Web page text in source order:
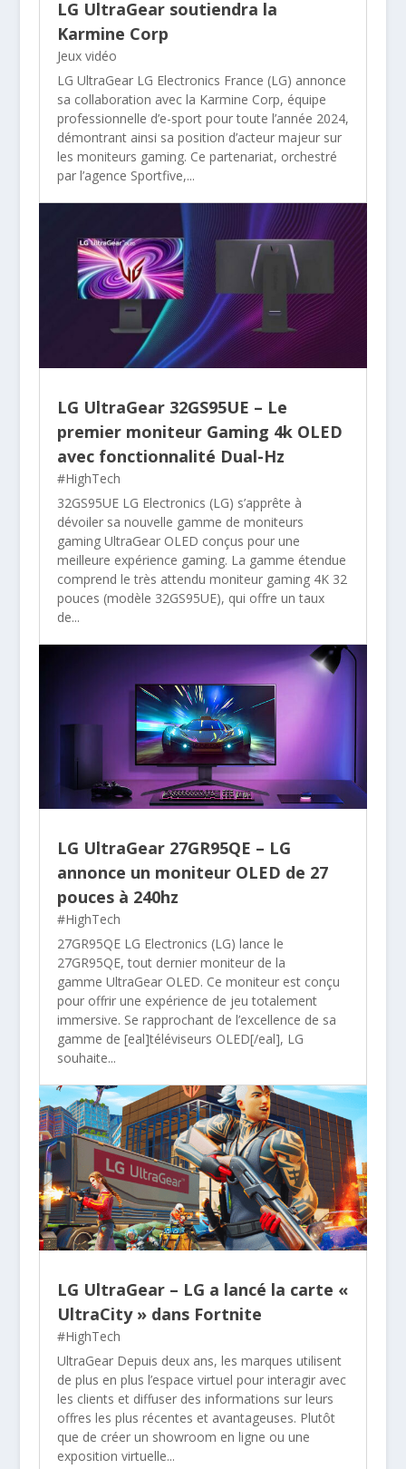
LG UltraGear soutiendra la
Karmine Corp
Jeux vidéo
LG UltraGear LG Electronics France (LG) annonce
sa collaboration avec la Karmine Corp, équipe
professionnelle d’e-sport pour toute l’année 2024,
démontrant ainsi sa position d’acteur majeur sur
les moniteurs gaming. Ce partenariat, orchestré
par l’agence Sportfive,...
LG UltraGear 32GS95UE – Le
premier moniteur Gaming 4k OLED
avec fonctionnalité Dual-Hz
#HighTech
32GS95UE LG Electronics (LG) s’apprête à
dévoiler sa nouvelle gamme de moniteurs
gaming UltraGear OLED conçus pour une
meilleure expérience gaming. La gamme étendue
comprend le très attendu moniteur gaming 4K 32
pouces (modèle 32GS95UE), qui offre un taux
de...
LG UltraGear 27GR95QE – LG
annonce un moniteur OLED de 27
pouces à 240hz
#HighTech
27GR95QE LG Electronics (LG) lance le
27GR95QE, tout dernier moniteur de la
gamme UltraGear OLED. Ce moniteur est conçu
pour offrir une expérience de jeu totalement
immersive. Se rapprochant de l’excellence de sa
gamme de [eal]téléviseurs OLED[/eal], LG
souhaite...
LG UltraGear – LG a lancé la carte «
UltraCity » dans Fortnite
#HighTech
UltraGear Depuis deux ans, les marques utilisent
de plus en plus l’espace virtuel pour interagir avec
les clients et diffuser des informations sur leurs
offres les plus récentes et avantageuses. Plutôt
que de créer un showroom en ligne ou une
exposition virtuelle...